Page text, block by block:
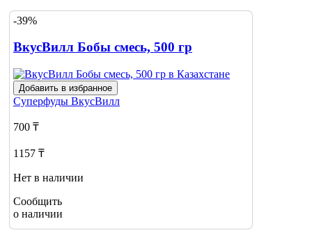
-39%
ВкусВилл Бобы смесь, 500 гр
Добавить в избранное
Суперфуды ВкусВилл
700 ₸
1157 ₸
Нет в наличии
Сообщить
о наличии